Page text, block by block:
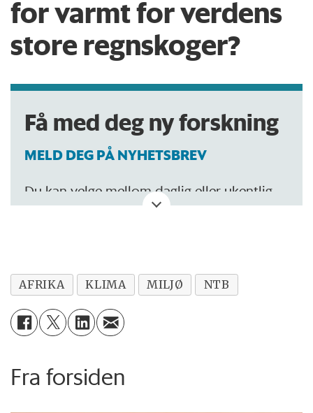
for varmt for verdens
store regnskoger?
Få med deg ny forskning
MELD DEG PÅ NYHETSBREV
Du kan velge mellom daglig eller ukentlig
AFRIKA KLIMA MILJØ NTB
Fra forsiden